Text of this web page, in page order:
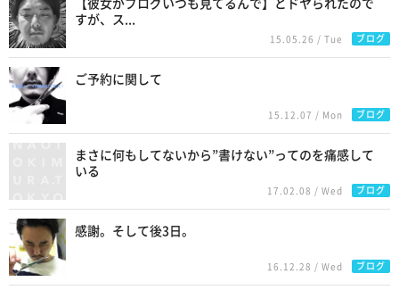
【彼女がブログいつも見てるんで】とドヤられたので
すが、ス...
15.05.26 / Tue ブログ
ご予約に関して
15.12.07 / Mon ブログ
まさに何もしてないから”書けない”ってのを痛感して
いる
17.02.08 / Wed ブログ
感謝。そして後3日。
16.12.28 / Wed ブログ